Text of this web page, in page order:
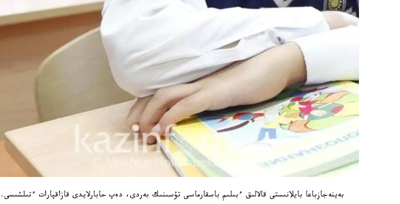
بەينەجازباعا بايلانىستى قالالىق ءبىلىم باسقارماسى تۇسىنىك بەردى، دەپ حابارلايدى قازاقپارات ءتىلشىسى.